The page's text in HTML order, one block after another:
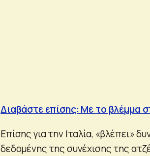
Διαβάστε επίσης: Με το βλέμμα
Επίσης για την Ιταλία, «βλέπει»
δεδομένης της συνέχισης της